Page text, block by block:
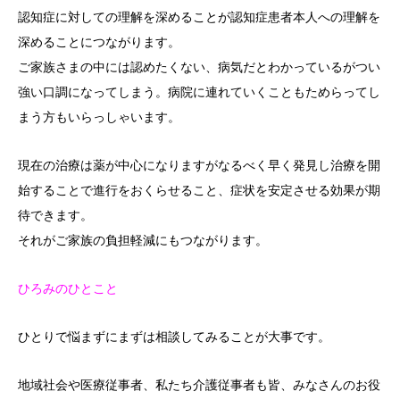
認知症に対しての理解を深めることが認知症患者本人への理解を
深めることにつながります。
ご家族さまの中には認めたくない、病気だとわかっているがつい
強い口調になってしまう。病院に連れていくこともためらってし
まう方もいらっしゃいます。
現在の治療は薬が中心になりますがなるべく早く発見し治療を開
始することで進行をおくらせること、症状を安定させる効果が期
待できます。
それがご家族の負担軽減にもつながります。
ひろみのひとこと
ひとりで悩まずにまずは相談してみることが大事です。
地域社会や医療従事者、私たち介護従事者も皆、みなさんのお役